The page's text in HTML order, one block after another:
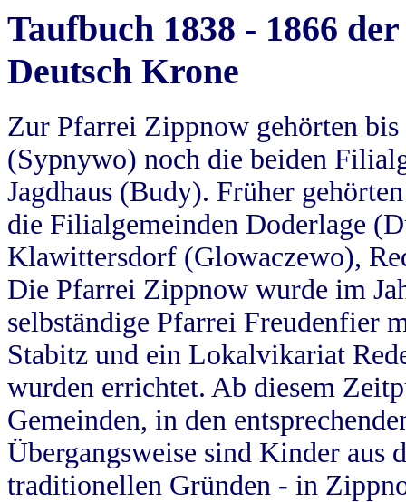
Taufbuch 1838 - 1866
Deutsch Krone
Zur Pfarrei Zippnow gehörten
(Sypnywo) noch die beiden
Jagdhaus (Budy). Früher
die Filialgemeinden Doderlage
Klawittersdorf (Glowaczewo),
Die Pfarrei Zippnow wurde im
selbständige Pfarrei Freudenfier
Stabitz und ein Lokalvikariat
wurden errichtet. Ab diesem
Gemeinden, in den
Übergangsweise sind Kinder aus
traditionellen Gründen - in